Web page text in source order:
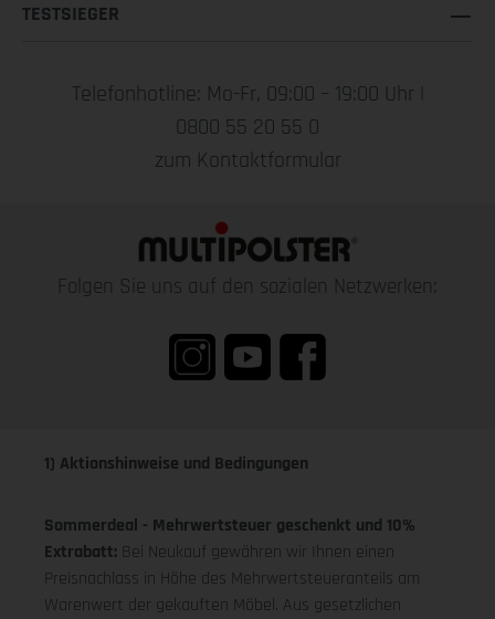
TESTSIEGER
Telefonhotline: Mo-Fr, 09:00 – 19:00 Uhr |
0800 55 20 55 0
zum Kontaktformular
Folgen Sie uns auf den sozialen Netzwerken:
1) Aktionshinweise und Bedingungen
Sommerdeal - Mehrwertsteuer geschenkt und 10%
Extrabatt: Bei Neukauf gewähren wir Ihnen einen
Preisnachlass in Höhe des Mehrwertsteueranteils am
Warenwert der gekauften Möbel. Aus gesetzlichen